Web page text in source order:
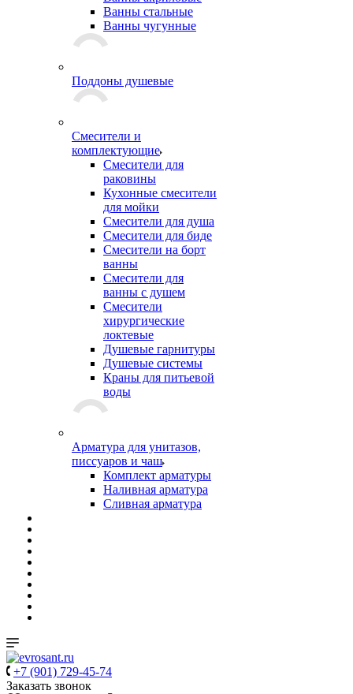
Ванны стальные
Ванны чугунные
Поддоны душевые
Смесители и
комплектующие
Смесители для
раковины
Кухонные смесители
для мойки
Смесители для душа
Смесители для биде
Смесители на борт
ванны
Смесители для
ванны с душем
Смесители
хирургические
локтевые
Душевые гарнитуры
Душевые системы
Краны для питьевой
воды
Арматура для унитазов,
писсуаров и чаш
Комплект арматуры
Наливная арматура
Сливная арматура
+7 (901) 729-45-74
Заказать звонок